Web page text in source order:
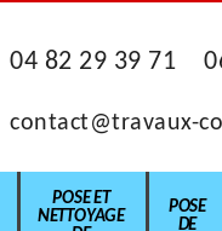
04 82 29 39 71
contact@travaux-
POSE ET
NETTOYAGE
POSE
DE